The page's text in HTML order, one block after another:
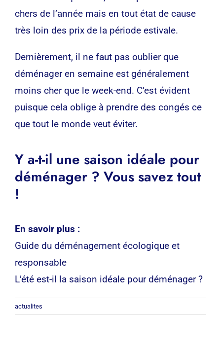
chers de l’année mais en tout état de cause
très loin des prix de la période estivale.
Dernièrement, il ne faut pas oublier que
déménager en semaine est généralement
moins cher que le week-end. C’est évident
puisque cela oblige à prendre des congés ce
que tout le monde veut éviter.
Y a-t-il une saison idéale pour
déménager ? Vous savez tout
!
En savoir plus :
Guide du déménagement écologique et
responsable
L’été est-il la saison idéale pour déménager ?
actualites